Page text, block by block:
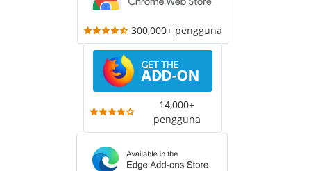
300,000+ pengguna
14,000+
pengguna